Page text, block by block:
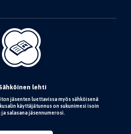
lehti
jäsenten luettavissa myös sähköisenä
käyttäjätunnus on sukunimesi isoin
ja salasana jäsennumerosi.